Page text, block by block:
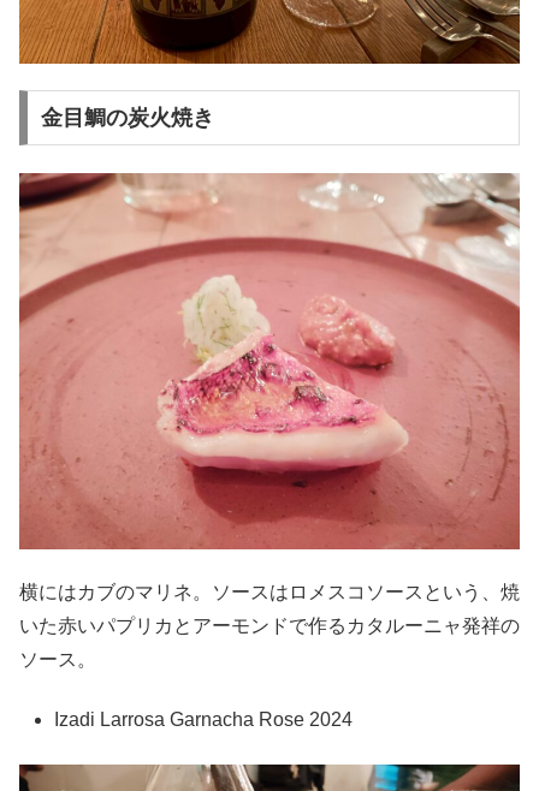
金目鯛の炭火焼き
横にはカブのマリネ。ソースはロメスコソースという、焼
いた赤いパプリカとアーモンドで作るカタルーニャ発祥の
ソース。
Izadi Larrosa Garnacha Rose 2024